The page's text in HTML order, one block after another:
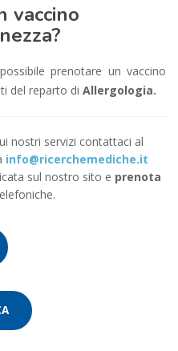
vaccino
prenotare un vaccino
del reparto di Allergologia.
nostri servizi contattaci al
info@ricerchemediche.it
sul nostro sito e prenota